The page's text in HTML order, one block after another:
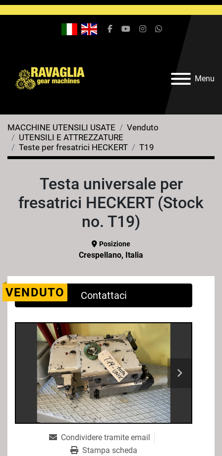
Menu
facebookyoutubeinstagramwhatsapp
MACCHINE UTENSILI USATE
Venduto
UTENSILI E ATTREZZATURE
Teste per fresatrici HECKERT
T19
Testa universale per
fresatrici HECKERT (Stock
no. T19)
Posizione
Crespellano, Italia
VENDUTO Contattaci
Condividere tramite email
Stampa scheda